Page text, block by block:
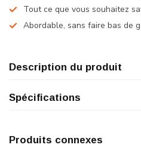
Tout ce que vous souhaitez
Abordable, sans faire bas de
Description du produit
Spécifications
Produits connexes